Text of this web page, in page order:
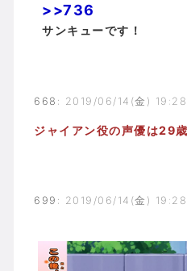
>>736
サンキューです！
668 : 2019/06/14(金)
ジャイアン役の声優は29歳
699 : 2019/06/14(金)